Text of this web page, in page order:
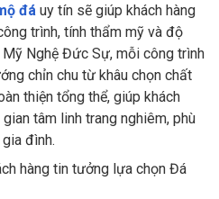
đá uy tín sẽ giúp khách hàng
trình, tính thẩm mỹ và độ
Nghệ Đức Sự, mỗi công trình
chỉn chu từ khâu chọn chất
thiện tổng thể, giúp khách
tâm linh trang nghiêm, phù
đình.
hàng tin tưởng lựa chọn Đá